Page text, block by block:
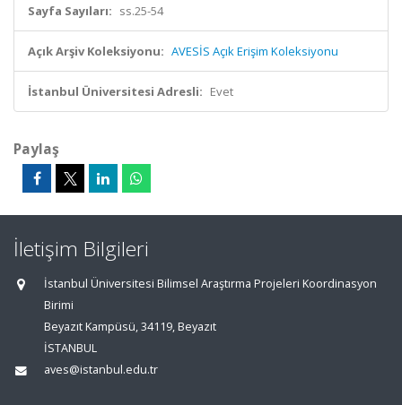
Sayfa Sayıları: ss.25-54
Açık Arşiv Koleksiyonu: AVESİS Açık Erişim Koleksiyonu
İstanbul Üniversitesi Adresli: Evet
Paylaş
İletişim Bilgileri
İstanbul Üniversitesi Bilimsel Araştırma Projeleri Koordinasyon
Birimi
Beyazıt Kampüsü, 34119, Beyazıt
İSTANBUL
aves@istanbul.edu.tr